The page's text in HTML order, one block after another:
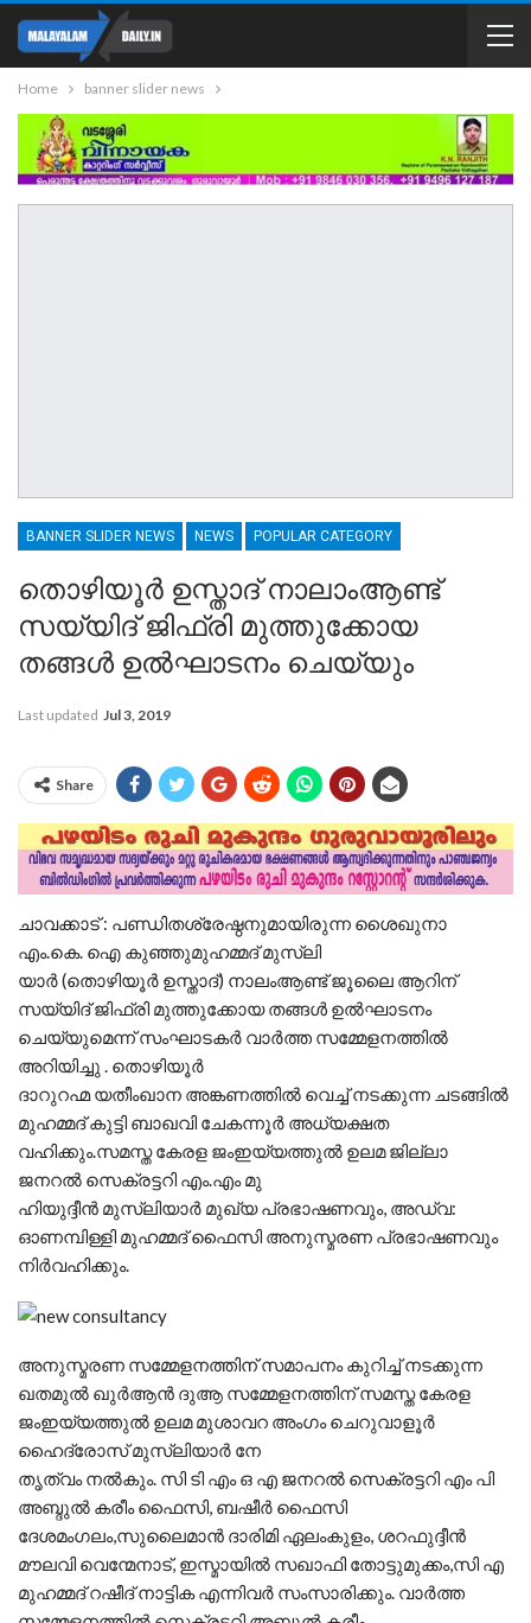
Home banner slider news
BANNER SLIDER NEWS NEWS POPULAR CATEGORY
തൊഴിയൂര്‍ ഉസ്താദ് നാലാംആണ്ട്
സയ്യിദ് ജിഫ്രി മുത്തുക്കോയ
തങ്ങള്‍ ഉൽഘാടനം ചെയ്യും
Last updated Jul 3, 2019
Share
ചാവക്കാട് : പണ്ഡിതശ്രേഷ്ഠനുമായിരുന്ന ശൈഖുനാ
എം.കെ. ഐ കുഞ്ഞുമുഹമ്മദ് മുസ്ലി
യാര്‍ (തൊഴിയൂര്‍ ഉസ്താദ്) നാലംആണ്ട് ജൂലൈ ആറിന്
സയ്യിദ് ജിഫ്രി മുത്തുക്കോയ തങ്ങള്‍ ഉൽഘാടനം
ചെയ്യുമെന്ന് സംഘാടകർ വാർത്ത സമ്മേളനത്തിൽ
അറിയിച്ചു . തൊഴിയൂര്‍
ദാറുറഹ്മ യതീംഖാന അങ്കണത്തില്‍ വെച്ച് നടക്കുന്ന ചടങ്ങിൽ
മുഹമ്മദ് കുട്ടി ബാഖവി ചേകന്നൂര്‍ അധ്യക്ഷത
വഹിക്കും.സമസ്ത കേരള ജംഇയ്യത്തുല്‍ ഉലമ ജില്ലാ
ജനറല്‍ സെക്രട്ടറി എം.എം മു
ഹിയുദ്ദീന്‍ മുസ്ലിയാര്‍ മുഖ്യ പ്രഭാഷണവും, അഡ്വ:
ഓണമ്പിള്ളി മുഹമ്മദ് ഫൈസി അനുസ്മരണ പ്രഭാഷണവും
നിര്‍വഹിക്കും.
അനുസ്മരണ സമ്മേളനത്തിന് സമാപനം കുറിച്ച്‌ നടക്കുന്ന
ഖതമുല്‍ ഖുര്‍ആന്‍ ദുആ സമ്മേളനത്തിന് സമസ്ത കേരള
ജംഇയ്യത്തുല്‍ ഉലമ മുശാവറ അംഗം ചെറുവാളൂര്‍
ഹൈദ്രോസ് മുസ്ലിയാര്‍ നേ
തൃത്വം നല്‍കും. സി ടി എം ഒ എ ജനറല്‍ സെക്രട്ടറി എം പി
അബ്ദുല്‍ കരീം ഫൈസി, ബഷീര്‍ ഫൈസി
ദേശമംഗലം,സുലൈമാന്‍ ദാരിമി ഏലംകുളം, ശറഫുദ്ദീന്‍
മൗലവി വെന്മേനാട്, ഇസ്മായില്‍ സഖാഫി തോട്ടുമുക്കം,സി എ
മുഹമ്മദ് റഷീദ് നാട്ടിക എന്നിവര്‍ സംസാരിക്കും. വാർത്ത